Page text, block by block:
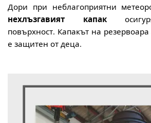
Дори при неблагоприятни
нехлъзгавият капак
повърхност. Капакът на
е защитен от деца.